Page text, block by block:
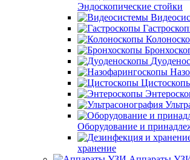
Эндоскопические стойки
Оборудование и
хранение